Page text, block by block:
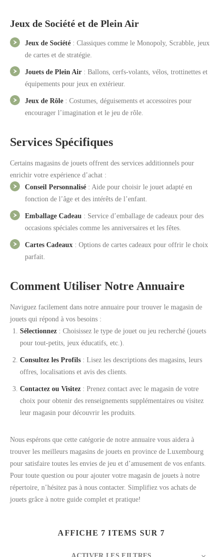
Jeux de Société et de Plein Air
Jeux de Société : Classiques comme le Monopoly, Scrabble, jeux
de cartes et de stratégie.
Jouets de Plein Air : Ballons, cerfs-volants, vélos, trottinettes et
équipements pour jeux en extérieur.
Jeux de Rôle : Costumes, déguisements et accessoires pour
encourager l’imagination et le jeu de rôle.
Services Spécifiques
Certains magasins de jouets offrent des services additionnels pour
enrichir votre expérience d’achat :
Conseil Personnalisé : Aide pour choisir le jouet adapté en
fonction de l’âge et des intérêts de l’enfant.
Emballage Cadeau : Service d’emballage de cadeaux pour des
occasions spéciales comme les anniversaires et les fêtes.
Cartes Cadeaux : Options de cartes cadeaux pour offrir le choix
parfait.
Comment Utiliser Notre Annuaire
Naviguez facilement dans notre annuaire pour trouver le magasin de
jouets qui répond à vos besoins :
Sélectionnez : Choisissez le type de jouet ou jeu recherché (jouets
pour tout-petits, jeux éducatifs, etc.).
Consultez les Profils : Lisez les descriptions des magasins, leurs
offres, localisations et avis des clients.
Contactez ou Visitez : Prenez contact avec le magasin de votre
choix pour obtenir des renseignements supplémentaires ou visitez
leur magasin pour découvrir les produits.
Nous espérons que cette catégorie de notre annuaire vous aidera à
trouver les meilleurs magasins de jouets en province de Luxembourg
pour satisfaire toutes les envies de jeu et d’amusement de vos enfants.
Pour toute question ou pour ajouter votre magasin de jouets à notre
répertoire, n’hésitez pas à nous contacter. Simplifiez vos achats de
jouets grâce à notre guide complet et pratique!
AFFICHE 7 ITEMS SUR 7